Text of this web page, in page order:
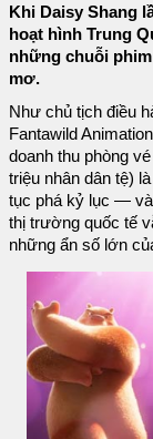
Khi Daisy Shang
hoạt hình Trung
những chuỗi
mơ.
Như chủ tịch điều
Fantawild
doanh thu phòng
triệu nhân dân tệ)
tục phá kỷ lục —
thị trường quốc tế
những ẩn số lớn